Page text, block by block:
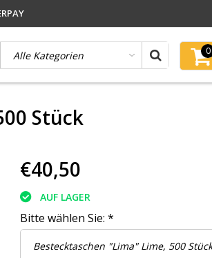
0
Stück
€40,50
AUF LAGER
Bitte wählen Sie: *